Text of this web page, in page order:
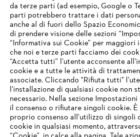
Sistema Whistleblower
da terze parti (ad esempio, Google o
parti potrebbero trattare i dati
anche al di fuori dello Spazio
di prendere visione delle sezioni
“Informativa sui Cookie” per maggiori
che noi e terze parti facciamo dei
“Accetta tutti” l’utente acconsente
cookie e a tutte le attività di
associate. Cliccando "Rifiuta tutti"
l’installazione di qualsiasi cookie non
necessario. Nella sezione
il consenso o rifiutare singoli cookie.
proprio consenso all'utilizzo di
cookie in qualsiasi momento,